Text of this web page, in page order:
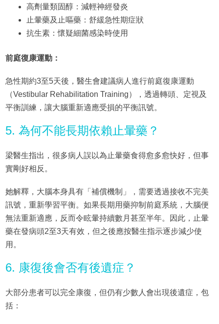
高劑量類固醇：減輕神經發炎
止暈藥及止嘔藥：舒緩急性期症狀
抗生素：懷疑細菌感染時使用
前庭復康運動：
急性期約3至5天後，醫生會建議病人進行前庭復康運動
（Vestibular Rehabilitation Training），透過轉頭、定視及
平衡訓練，讓大腦重新適應受損的平衡訊號。
5. 為何不能長期依賴止暈藥？
梁醫生指出，很多病人誤以為止暈藥食得愈多愈快好，但事
實剛好相反。
她解釋，大腦本身具有「補償機制」，需要透過接收不完美
訊號，重新學習平衡。如果長期用藥抑制前庭系統，大腦便
無法重新適應，反而令眩暈持續數月甚至半年。因此，止暈
藥在發病頭2至3天有效，但之後應按醫生指示逐步減少使
用。
6. 康復後會否有後遺症？
大部分患者可以完全康復，但仍有少數人會出現後遺症，包
括：